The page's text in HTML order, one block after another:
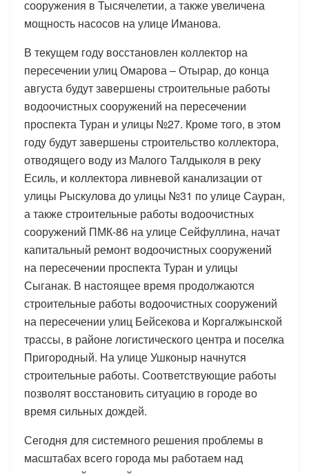
сооружения в Тысячелетии, а также увеличена
мощность насосов на улице Иманова.
В текущем году восстановлен коллектор на
пересечении улиц Омарова – Отырар, до конца
августа будут завершены строительные работы
водоочистных сооружений на пересечении
проспекта Туран и улицы №27. Кроме того, в этом
году будут завершены строительство коллектора,
отводящего воду из Малого Талдыколя в реку
Есиль, и коллектора ливневой канализации от
улицы Рыскулова до улицы №31 по улице Сауран,
а также строительные работы водоочистных
сооружений ПМК-86 на улице Сейфуллина, начат
капитальный ремонт водоочистных сооружений
на пересечении проспекта Туран и улицы
Сыганак. В настоящее время продолжаются
строительные работы водоочистных сооружений
на пересечении улиц Бейсекова и Коргалжынской
трассы, в районе логистического центра и поселка
Пригородный. На улице Ушконыр начнутся
строительные работы. Соответствующие работы
позволят восстановить ситуацию в городе во
время сильных дождей.
Сегодня для системного решения проблемы в
масштабах всего города мы работаем над